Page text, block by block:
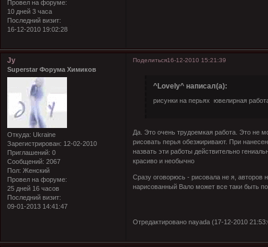
Провел на форуме:
10 дней 3 часа
Последний визит:
16-12-2010 19:02:28
Поделиться16-12-2010 15:21:39
Jy
Superstar Форума Химиков
Откуда: Ukraine
Зарегистрирован: 12-02-2010
Приглашений: 0
Сообщений: 2067
Пол: Женский
Провел на форуме:
25 дней 16 часов
Последний визит:
09-01-2013 14:41:47
^Lovely^ написал(а):
рисунки на перьях ювелирная
Да. Это очень трудоемкая работа. Это не
рисовать перья обезжиривают. При
назвать эти работы действительно
красиво и необычно
Сразу оговорюсь - рисовала не я, авторов
нарисованный Вало может все таки быть
Отредактировано nayada (17-12-2010